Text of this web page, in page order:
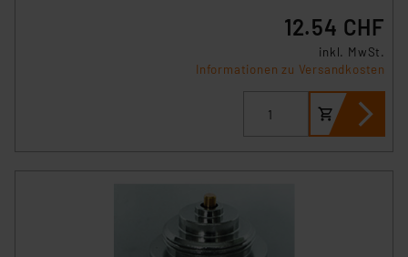
12.54 CHF
inkl. MwSt.
Informationen zu Versandkosten